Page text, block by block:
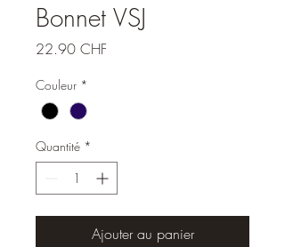
Bonnet VSJ
22.90 CHFPrix
Couleur *
Quantité *
Ajouter au panier